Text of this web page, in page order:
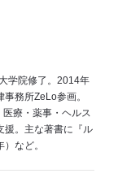
学院修了。2014年
務所ZeLo参画。
療・薬事・ヘルス
援。主な著書に『ル
など。